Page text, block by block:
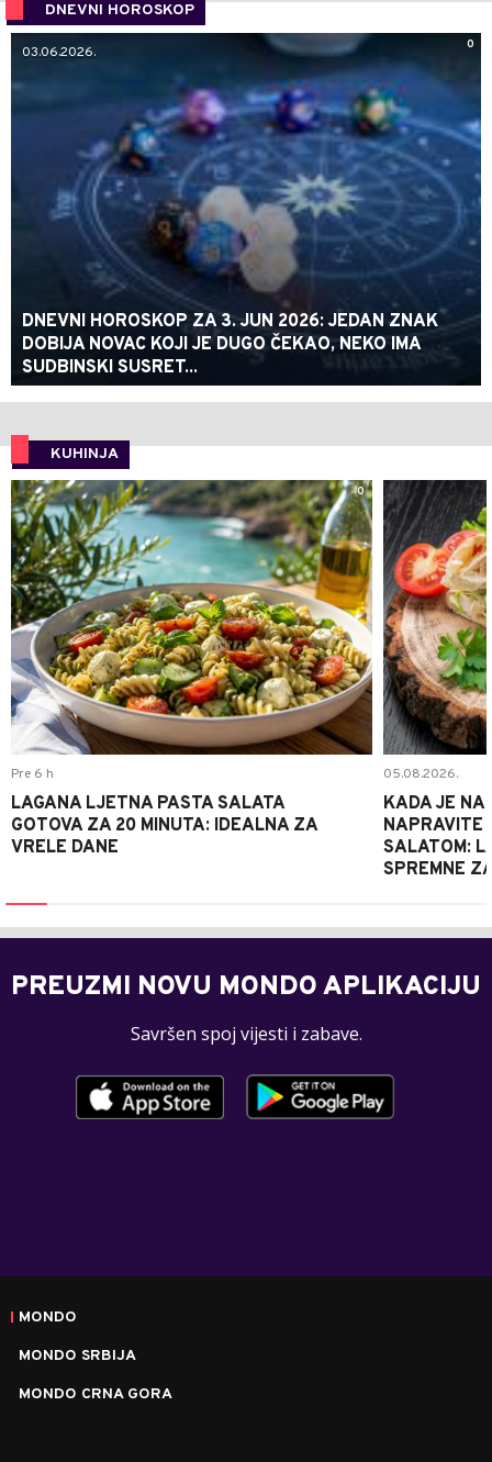
DNEVNI HOROSKOP
0
03.06.2026.
DNEVNI HOROSKOP ZA 3. JUN 2026: JEDAN ZNAK
DOBIJA NOVAC KOJI JE DUGO ČEKAO, NEKO IMA
SUDBINSKI SUSRET...
KUHINJA
0
Pre 6 h
LAGANA LJETNA PASTA SALATA
GOTOVA ZA 20 MINUTA: IDEALNA ZA
VRELE DANE
05.08.2026.
KADA JE
NAPRAVITE
SALATOM:
SPREMNE
PREUZMI NOVU MONDO APLIKACIJU
Savršen spoj vijesti i zabave.
MONDO
MONDO SRBIJA
MONDO CRNA GORA